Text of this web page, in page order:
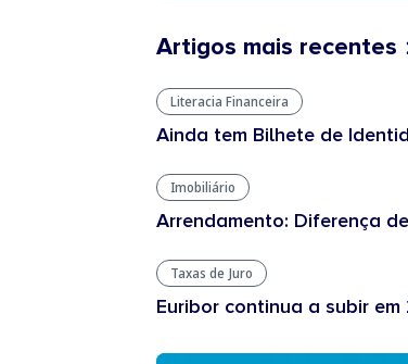
Artigos mais recentes
Literacia Financeira
Ainda tem Bilhete de
Imobiliário
Arrendamento: Diferença
Taxas de Juro
Euribor continua a subir